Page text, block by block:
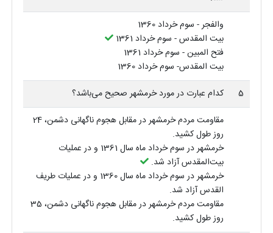
والفجر - سوم خرداد 1360
بیت المقدس - سوم خرداد 1361
فتح المبین - سوم خرداد 1361
بیت المقدس- سوم خرداد 1360
5
کدام عبارت در مورد خرمشهر صحیح می‌باشد؟
مقاومت مردم خرمشهر در مقابل هجوم ناگهانی دشمن، 24
روز طول کشید.
خرمشهر در سوم خرداد ماه سال 1361 و در عملیات
بیت‌المقدس آزاد شد.
خرمشهر در سوم خرداد ماه سال 1360 و در عملیات طریف
القدس آزاد شد.
مقاومت مردم خرمشهر در مقابل هجوم ناگهانی دشمن، 35
روز طول کشید.